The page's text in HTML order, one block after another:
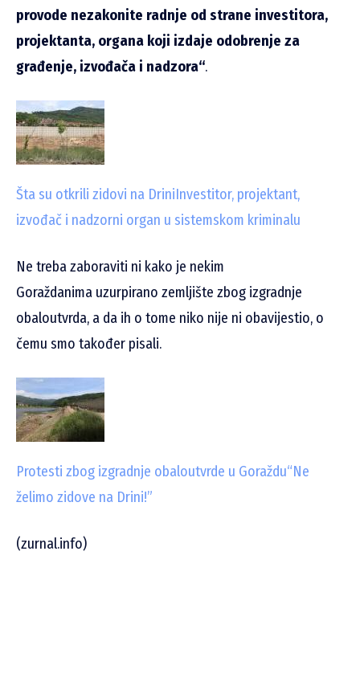
provode nezakonite radnje od strane investitora,
projektanta, organa koji izdaje odobrenje za
građenje, izvođača i nadzora“.
Šta su otkrili zidovi na DriniInvestitor, projektant,
izvođač i nadzorni organ u sistemskom kriminalu
Ne treba zaboraviti ni kako je nekim
Goraždanima uzurpirano zemljište zbog izgradnje
obaloutvrda, a da ih o tome niko nije ni obavijestio, o
čemu smo također pisali.
Protesti zbog izgradnje obaloutvrde u Goraždu“Ne
želimo zidove na Drini!”
(zurnal.info)